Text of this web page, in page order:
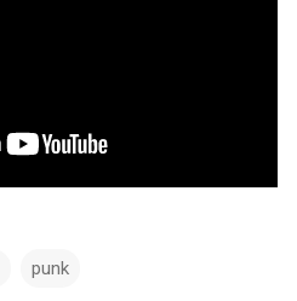
punk